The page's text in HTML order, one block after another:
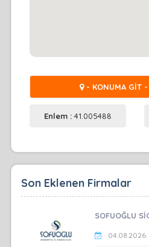
- KONUMA GİT -
Enlem :41.005488
Son Eklenen Firmalar
SOFUOĞLU